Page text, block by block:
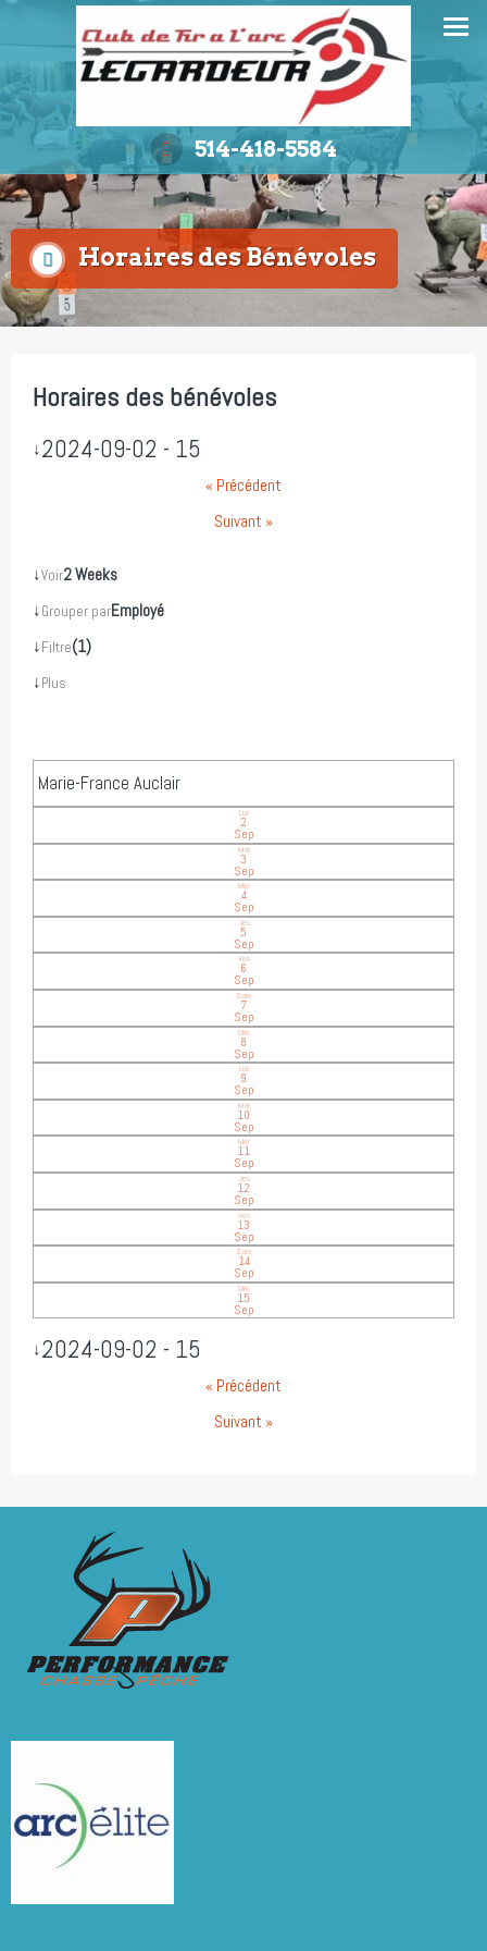
contenu
514-418-5584
Horaires des Bénévoles
Horaires des bénévoles
↓2024-09-02 - 15
« Précédent
Suivant »
↓Voir2 Weeks
↓Grouper parEmployé
↓Filtre(1)
↓Plus
Marie-France Auclair
Lun
2
Sep
Mar
3
Sep
Mer
4
Sep
Jeu
5
Sep
Ven
6
Sep
Sam
7
Sep
Dim
8
Sep
Lun
9
Sep
Mar
10
Sep
Mer
11
Sep
Jeu
12
Sep
Ven
13
Sep
Sam
14
Sep
Dim
15
Sep
↓2024-09-02 - 15
« Précédent
Suivant »